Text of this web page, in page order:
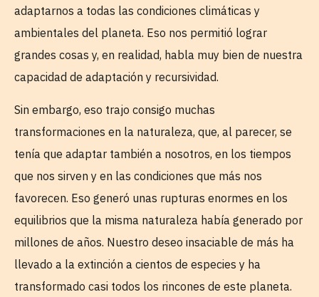
adaptarnos a todas las condiciones climáticas y
ambientales del planeta. Eso nos permitió lograr
grandes cosas y, en realidad, habla muy bien de nuestra
capacidad de adaptación y recursividad.
Sin embargo, eso trajo consigo muchas
transformaciones en la naturaleza, que, al parecer, se
tenía que adaptar también a nosotros, en los tiempos
que nos sirven y en las condiciones que más nos
favorecen. Eso generó unas rupturas enormes en los
equilibrios que la misma naturaleza había generado por
millones de años. Nuestro deseo insaciable de más ha
llevado a la extinción a cientos de especies y ha
transformado casi todos los rincones de este planeta.